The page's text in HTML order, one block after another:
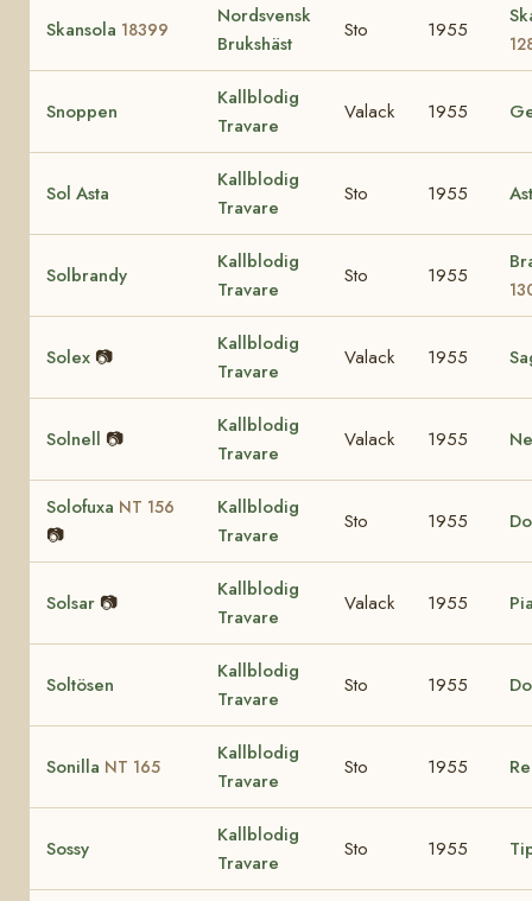
Skansola 18399
Nordsvensk
Brukshäst
Sto 1955
Snoppen
Kallblodig
Travare
Valack 1955
Sol Asta
Kallblodig
Travare
Sto 1955
Solbrandy
Kallblodig
Travare
Sto 1955
Solex 📷
Kallblodig
Travare
Valack 1955
Solnell 📷
Kallblodig
Travare
Valack 1955
Solofuxa NT 156
📷
Kallblodig
Travare
Sto 1955
Solsar 📷
Kallblodig
Travare
Valack 1955
Soltösen
Kallblodig
Travare
Sto 1955
Sonilla NT 165
Kallblodig
Travare
Sto 1955
Sossy
Kallblodig
Travare
Sto 1955